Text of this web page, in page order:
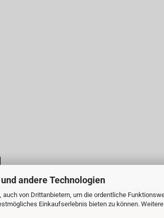
andere Technologien
von Drittanbietern, um die ordentliche
Einkaufserlebnis bieten zu können.
Shopsystem